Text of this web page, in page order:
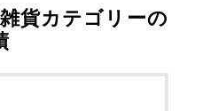
貨カテゴリーの